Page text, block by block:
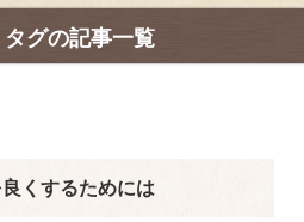
タグの記事一覧
くするためには